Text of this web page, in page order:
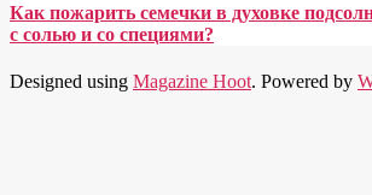
Как пожарить семечки в духовке
с солью и со специями?
Designed using Magazine Hoot. Powered by